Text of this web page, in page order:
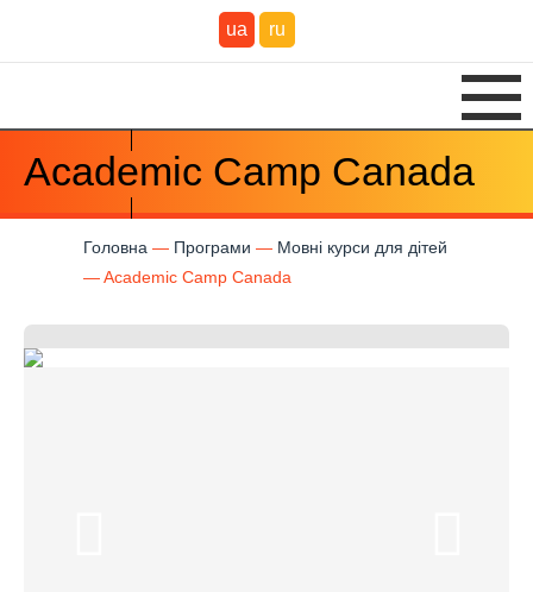
ua ru
Academic Camp Canada
Головна Програми
Мовні курси для дітей
Academic Camp Canada